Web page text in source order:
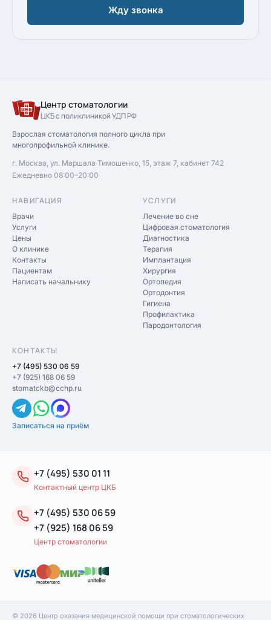
Жду звонка
Центр стоматологии
ЦКБ с поликлиникой УДП РФ
Взрослая стоматология полного цикла при
многопрофильной клинике.
г. Москва, ул. Маршала Тимошенко, 15, этаж 7, кабинет 742
Ежедневно 08:00–20:00
НАВИГАЦИЯ
Врачи
Услуги
Цены
О клинике
Контакты
Пациентам
Написать начальнику
УСЛУГИ
Лечение во сне
Цифровая стоматология
Диагностика
Терапия
Имплантация
Хирургия
Ортопедия
Ортодонтия
Гигиена
Профилактика
Пародонтология
КОНТАКТЫ
+7 (495) 530 06 59
+7 (925) 168 06 59
stomatckb@cchp.ru
Записаться на приём
+7 (495) 530 01 11
Контактный центр ЦКБ
+7 (495) 530 06 59
+7 (925) 168 06 59
Центр стоматологии
© 2026 Центр оказания медицинской помощи при стоматологических